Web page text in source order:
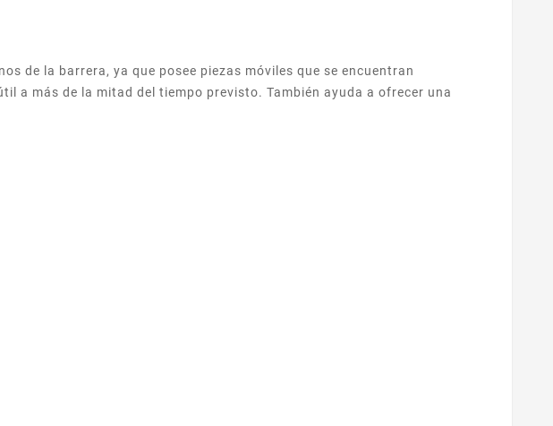
de la barrera, ya que posee piezas móviles que se encuentran
a más de la mitad del tiempo previsto. También ayuda a ofrecer una